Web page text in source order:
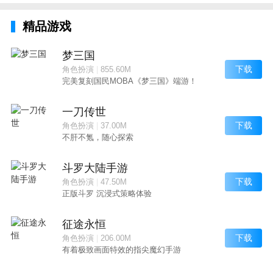
精品游戏
梦三国
角色扮演| 855.60M
完美复刻国民MOBA《梦三国》端游！
下载
一刀传世
角色扮演| 37.00M
不肝不氪，随心探索
下载
斗罗大陆手游
角色扮演| 47.50M
正版斗罗 沉浸式策略体验
下载
征途永恒
角色扮演| 206.00M
有着极致画面特效的指尖魔幻手游
下载